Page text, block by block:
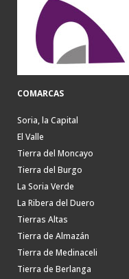
COMARCAS
Soria, la Capital
El Valle
Tierra del Moncayo
Tierra del Burgo
La Soria Verde
La Ribera del Duero
Tierras Altas
Tierra de Almazán
Tierra de Medinaceli
Tierra de Berlanga